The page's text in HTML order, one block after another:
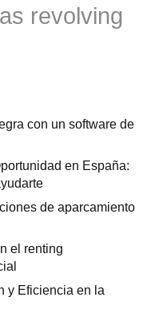
revolving
con un software de
en España:
de aparcamiento
el renting
y Eficiencia en la